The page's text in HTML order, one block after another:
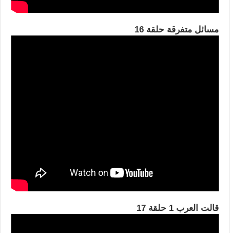
مسائل متفرقة حلقة 16
قالت العرب 1 حلقة 17